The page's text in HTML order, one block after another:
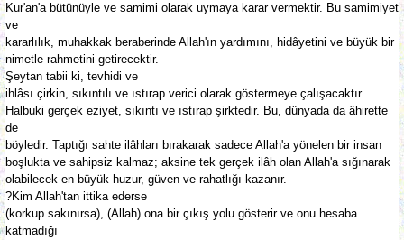
Kur'an'a bütünüyle ve samimi olarak uymaya karar vermektir. Bu samimiyet
ve
kararlılık, muhakkak beraberinde Allah'ın yardımını, hidâyetini ve büyük bir
nimetle rahmetini getirecektir.
Şeytan tabii ki, tevhidi ve
ihlâsı çirkin, sıkıntılı ve ıstırap verici olarak göstermeye çalışacaktır.
Halbuki gerçek eziyet, sıkıntı ve ıstırap şirktedir. Bu, dünyada da âhirette
de
böyledir. Taptığı sahte ilâhları bırakarak sadece Allah'a yönelen bir insan
boşlukta ve sahipsiz kalmaz; aksine tek gerçek ilâh olan Allah'a sığınarak
olabilecek en büyük huzur, güven ve rahatlığı kazanır.
?Kim Allah'tan ittika ederse
(korkup sakınırsa), (Allah) ona bir çıkış yolu gösterir ve onu hesaba
katmadığı